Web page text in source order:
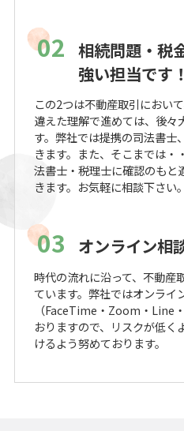
02 相続問題・税
強い担当です！
この2つは不動産取引におい
違えた理解で進めては、後々
す。弊社では提携の司法書士
きます。また、そこまでは・
法書士・税理士に確認のもと
きます。お気軽に相談下さい。
03 オンライン相
時代の流れに沿って、不動産
ています。弊社ではオンライ
（FaceTime・Zoom・Line
おりますので、リスクが低く
けるよう努めております。